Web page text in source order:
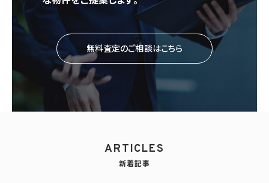
無料査定のご相談はこちら
ARTICLES
新着記事